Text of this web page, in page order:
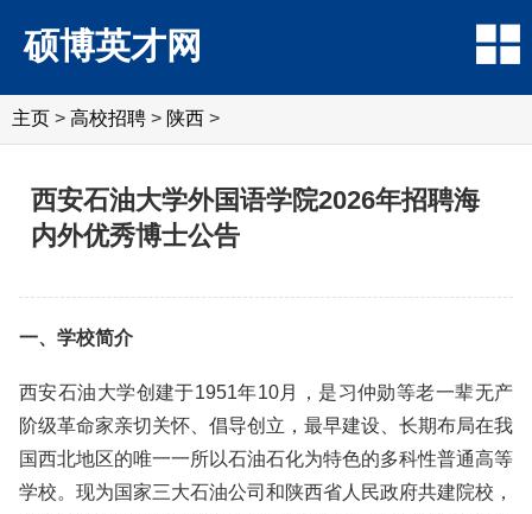
硕博英才网
主页 > 高校招聘 > 陕西 >
西安石油大学外国语学院2026年招聘海
内外优秀博士公告
一、学校简介
西安石油大学创建于1951年10月，是习仲勋等老一辈无产
阶级革命家亲切关怀、倡导创立，最早建设、长期布局在我
国西北地区的唯一一所以石油石化为特色的多科性普通高等
学校。现为国家三大石油公司和陕西省人民政府共建院校，